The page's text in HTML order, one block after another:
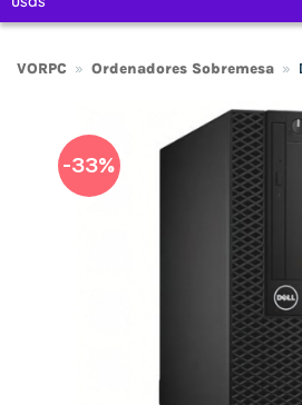
VORPC » Ordenadores Sobremesa »
-33%